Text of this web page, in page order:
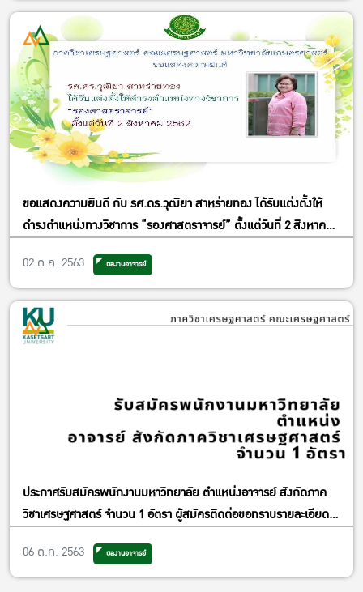
ขอแสดงความยินดี กับ รศ.ดร.วุฒิยา สาหร่ายทอง ได้รับแต่งตั้งให้
ดำรงตำแหน่งทางวิชาการ “รองศาสตราจารย์” ตั้งแต่วันที่ 2 สิงหาคม
02 ต.ค. 2563 ผลงานอาจารย์
ประกาศรับสมัครพนักงานมหาวิทยาลัย ตำแหน่งอาจารย์ สังกัดภาค
วิชาเศรษฐศาสตร์ จำนวน 1 อัตรา ผู้สมัครติดต่อขอทราบรายละเอียด
เศรษฐศาสตร์ ชั้น 3 คณะเศรษฐศาสตร์ มหาวิทยาลัยเกษตรศาสตร์
(วิทยาเขตบางเขน) ในวัน เวลาราชการ ได้ตั้งแต่บัดนี้เป็นต้นไป จนถึงวัน
06 ต.ค. 2563 ผลงานอาจารย์